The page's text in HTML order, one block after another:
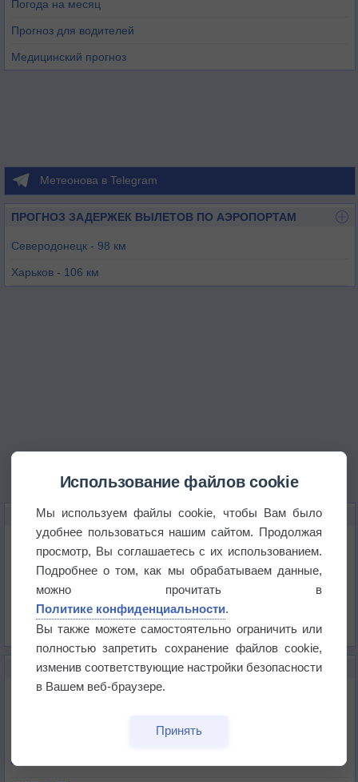
Погода на месяц
Прогноз для водителей
Медицинский прогноз
Метеонова в Telegram
ПРОГНОЗ ЗАДЕРЖЕК ВЫЛЕТОВ ПО АЭРОПОРТАМ
Северодонецк - 98 км
Харьков - 106 км
КАРТЫ ПОГОДЫ В ИЗЮМЕ
Температура
Давление
Осадки
Облачность
Список всех карт
НОВОЕ О ПОГОДЕ
Погода в Екатеринбурге 6 августа
Погода в Краснодаре 6 августа
Использование файлов cookie
Мы используем файлы cookie, чтобы Вам было
удобнее пользоваться нашим сайтом. Продолжая
просмотр, Вы соглашаетесь с их использованием.
Подробнее о том, как мы обрабатываем данные,
можно прочитать в
Политике конфиденциальности.
Вы также можете самостоятельно ограничить или
полностью запретить сохранение файлов cookie,
изменив соответствующие настройки безопасности
в Вашем веб-браузере.
Принять